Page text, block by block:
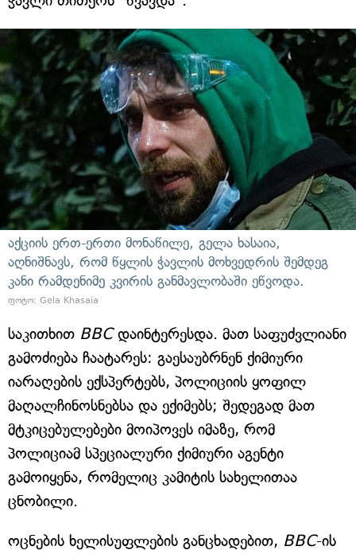
აქციის ერთ-ერთი მონაწილე, გელა ხასაია,
აღნიშნავს, რომ წყლის ჭავლის მოხვედრის შემდეგ
კანი რამდენიმე კვირის განმავლობაში ეწვოდა.
ფოტო: Gela Khasaia
საკითხით BBCდაინტერესდა. მათ საფუძვლიანი
გამოძიება ჩაატარეს: გაესაუბრნენ ქიმიური
იარაღების ექსპერტებს, პოლიციის ყოფილ
მაღალჩინოსნებსა და ექიმებს; შედეგად მათ
მტკიცებულებები მოიპოვეს იმაზე, რომ
პოლიციამ სპეციალური ქიმიური აგენტი
გამოიყენა, რომელიც კამიტის სახელითაა
ცნობილი.
ოცნების ხელისუფლების განცხადებით, BBC-ის